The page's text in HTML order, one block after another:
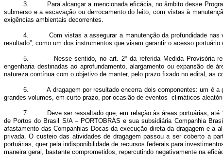
3. Para alcançar a mencionada eficácia, no âmbito desse
submerso e a escavação ou derrocamento do leito, com vistas à
exigências ambientais decorrentes.
4. Com vistas a assegurar a manutenção da profundidade nas
resultado”, como um dos instrumentos que visam garantir o acesso
5. Nesse sentido, no art. 2º da referida Medida Provisória
engenharia destinadas ao aprofundamento, alargamento ou expansão
natureza contínua com o objetivo de manter, pelo prazo fixado no edital, as
6. A dragagem por resultado encerra dois componentes: um é a
grandes volumes, em curto prazo, por ocasião de eventos climáticos
7. Deve ser ressaltado que, em relação às áreas portuárias, até
de Portos do Brasil S/A – PORTOBRÁS e sua subsidiária Companhia
afastamento das Companhias Docas da execução direta da dragagem e a
privada. O custeio das atividades de dragagem passou a ser coberto a
portuárias, quer pela indisponibilidade de recursos federais para
maneira geral, bastante comprometidos, repercutindo negativamente na